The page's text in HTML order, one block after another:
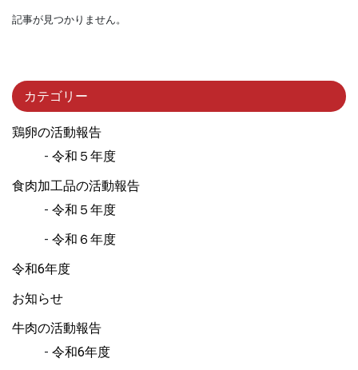
記事が見つかりません。
カテゴリー
鶏卵の活動報告
令和５年度
食肉加工品の活動報告
令和５年度
令和６年度
令和6年度
お知らせ
牛肉の活動報告
令和6年度